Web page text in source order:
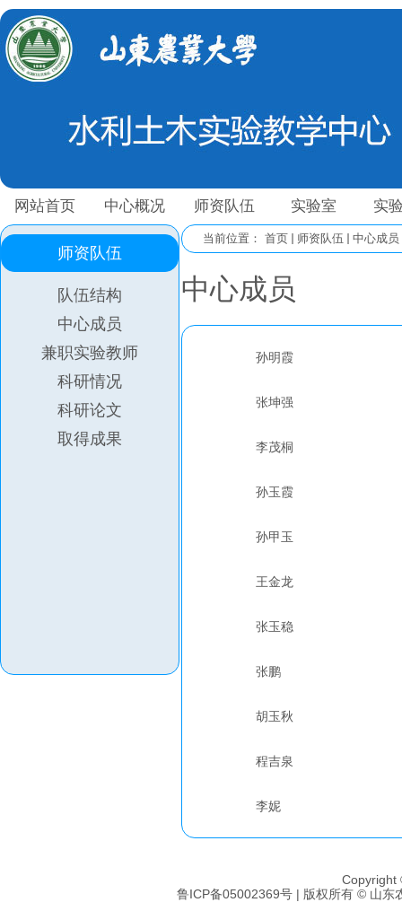
网站首页 中心概况 师资队伍 实验室 实
师资队伍
队伍结构
中心成员
兼职实验教师
科研情况
科研论文
取得成果
当前位置： 首页 师资队伍 中心成员
中心成员
孙明霞
张坤强
李茂桐
孙玉霞
孙甲玉
王金龙
张玉稳
张鹏
胡玉秋
程吉泉
李妮
Copyright
鲁ICP备05002369号 | 版权所有© 山东